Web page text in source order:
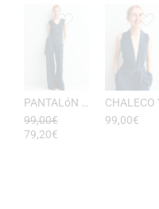
PANTALóN YUKATA MUJER RAYAS DE ESEOESE
99,00€
79,20€
99,00€